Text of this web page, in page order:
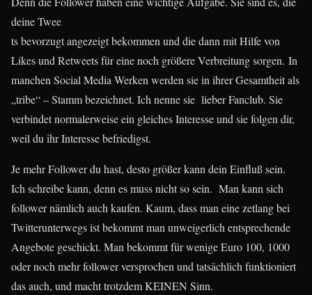
deine Twee
ts bevorzugt angezeigt bekommen und die dann mit Hilfe von
Likes und Retweets für eine noch größere Verbreitung sorgen. In
manchen Social Media Werken werden sie in ihrer Gesamtheit als
„tribe“ – Stamm bezeichnet. Ich nenne sie lieber Fanclub. Sie
verbindet normalerweise ein gleiches Interesse und sie folgen dir,
weil du ihr Interesse befriedigst.
Je mehr Follower du hast, desto größer kann dein Einfluß sein.
Ich schreibe kann, denn es muss nicht so sein. Man kann sich
follower nämlich auch kaufen. Kaum, dass man eine zetlang bei
Twitterunterwegs ist bekommt man unweigerlich entsprechende
Angebote geschickt. Man bekommt für wenige Euro 100, 1000
oder noch mehr follower versprochen und tatsächlich funktioniert
das auch, und macht trotzdem KEINEN Sinn.